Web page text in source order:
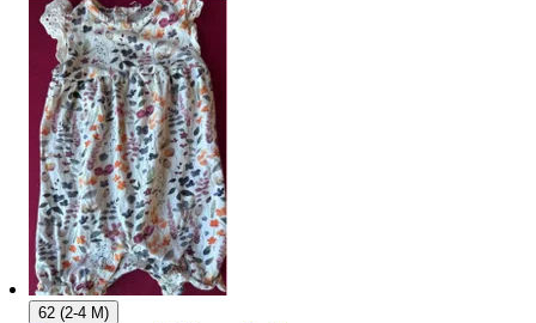
62 (2-4 M)